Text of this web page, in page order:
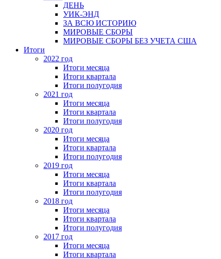
ДЕНЬ
УИК-ЭНД
ЗА ВСЮ ИСТОРИЮ
МИРОВЫЕ СБОРЫ
МИРОВЫЕ СБОРЫ БЕЗ УЧЕТА США
Итоги
2022 год
Итоги месяца
Итоги квартала
Итоги полугодия
2021 год
Итоги месяца
Итоги квартала
Итоги полугодия
2020 год
Итоги месяца
Итоги квартала
Итоги полугодия
2019 год
Итоги месяца
Итоги квартала
Итоги полугодия
2018 год
Итоги месяца
Итоги квартала
Итоги полугодия
2017 год
Итоги месяца
Итоги квартала